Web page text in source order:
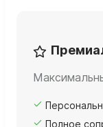
Полное